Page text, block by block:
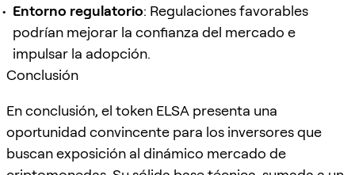
Entorno regulatorio: Regulaciones favorables
podrían mejorar la confianza del mercado e
impulsar la adopción.
Conclusión
En conclusión, el token ELSA presenta una
oportunidad convincente para los inversores que
buscan exposición al dinámico mercado de